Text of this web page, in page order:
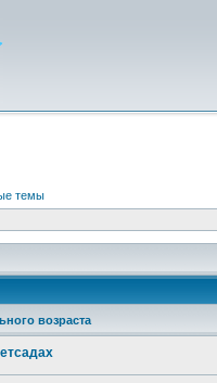
темы
возраста